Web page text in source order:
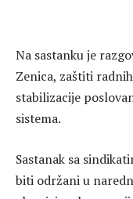
Na sastanku je
Zenica, zaštiti
stabilizacije
sistema.
Sastanak sa
biti održani u